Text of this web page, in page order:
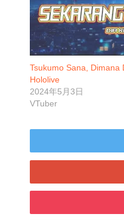
Tsukumo Sana, Dimana
Hololive
2024年5月3日
VTuber